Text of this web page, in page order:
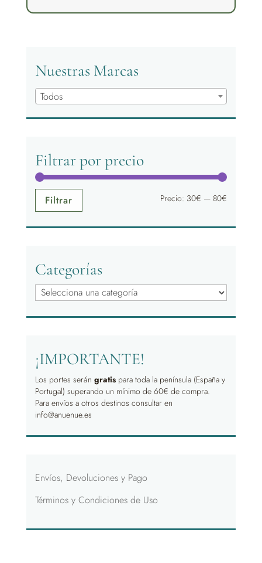
desde
Nuestras Marcas
Todos
Filtrar por precio
Filtrar Precio: 30€ —80€
Categorías
¡IMPORTANTE!
Los portes serán gratispara toda la península (España y
Portugal) superando un mínimo de 60€ de compra.
Para envíos a otros destinos consultar en
info@anuenue.es
Envíos, Devoluciones y Pago
Términos y Condiciones de Uso